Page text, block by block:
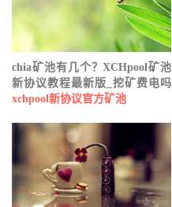
chia矿池有几个？XCHpool矿池
新协议教程最新版_挖矿费电吗
xchpool新协议官方矿池